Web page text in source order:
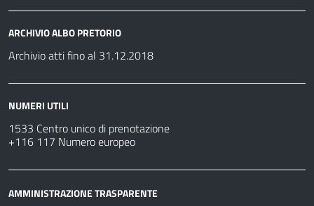
ARCHIVIO ALBO PRETORIO
Archivio atti fino al 31.12.2018
NUMERI UTILI
1533 Centro unico di prenotazione
+116 117 Numero europeo
AMMINISTRAZIONE TRASPARENTE